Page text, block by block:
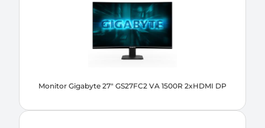
Monitor Gigabyte 27" GS27FC2 VA 1500R 2xHDMI DP